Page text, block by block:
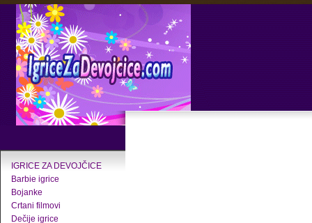
IGRICE ZA DEVOJČICE
Barbie igrice
Bojanke
Crtani filmovi
Dečije igrice